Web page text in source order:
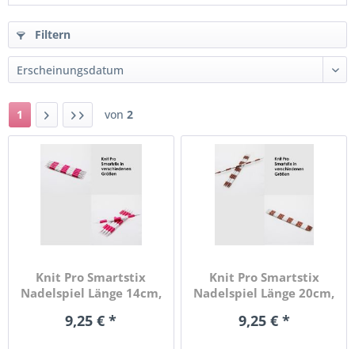
Filtern
1 von 2
Knit Pro Smartstix
Nadelspiel Länge 14cm,
9,25 € *
Knit Pro Smartstix
Nadelspiel Länge 20cm,
9,25 € *